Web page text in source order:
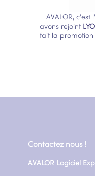
AVALOR,
avons rejoint
fait la promotion
Contactez nous !
AVALOR Logiciel